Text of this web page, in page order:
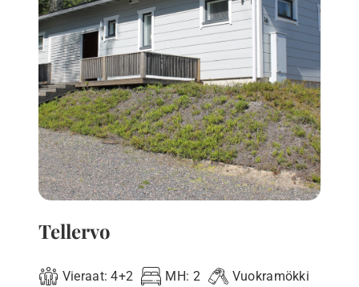
Tellervo
Vieraat:4+2 MH: 2 Vuokramökki